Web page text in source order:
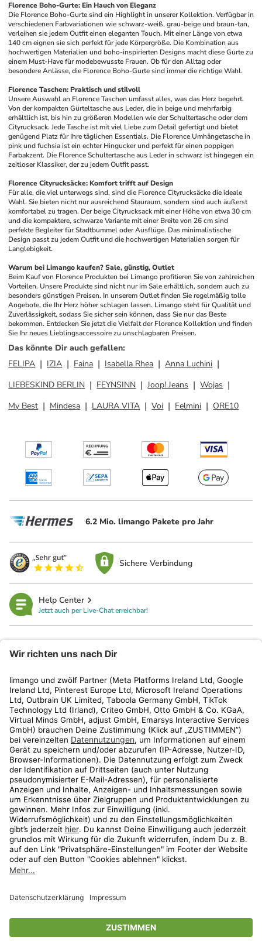
Florence Boho-Gurte: Ein Hauch von Eleganz
Die Florence Boho-Gurte sind ein Highlight in unserer Kollektion. Verfügbar in
verschiedenen Farbvariationen wie schwarz-weiß, grau-beige und braun-tan,
verleihen sie jedem Outfit einen eleganten Touch. Mit einer Länge von etwa
140 cm eignen sie sich perfekt für jede Körpergröße. Die Kombination aus
hochwertigen Materialien und boho-inspirierten Designs macht diese Gurte zu
einem Must-Have für modebewusste Frauen. Ob für den Alltag oder
besondere Anlässe, die Florence Boho-Gurte sind immer die richtige Wahl.
Florence Taschen: Praktisch und stilvoll
Unsere Auswahl an Florence Taschen umfasst alles, was das Herz begehrt.
Von der kompakten Gürteltasche aus Leder, die in beige und mehrfarbig
erhältlich ist, bis hin zu größeren Modellen wie der Schultertasche oder dem
Cityrucksack. Jede Tasche ist mit viel Liebe zum Detail gefertigt und bietet
genügend Platz für Ihre täglichen Essentials. Die Florence Umhängetasche in
pink und fuchsia ist ein echter Hingucker und perfekt für einen poppigen
Farbakzent. Die Florence Schultertasche aus Leder in schwarz ist hingegen ein
zeitloser Klassiker, der zu jedem Outfit passt.
Florence Cityrucksäcke: Komfort trifft auf Design
Für alle, die viel unterwegs sind, sind die Florence Cityrucksäcke die ideale
Wahl. Sie bieten nicht nur ausreichend Stauraum, sondern sind auch äußerst
komfortabel zu tragen. Der beige Cityrucksack mit einer Höhe von etwa 30 cm
und die kompaktere, schwarze Variante mit einer Breite von 26 cm sind
perfekte Begleiter für Stadtbummel oder Ausflüge. Das minimalistische
Design passt zu jedem Outfit und die hochwertigen Materialien sorgen für
Langlebigkeit.
Warum bei Limango kaufen? Sale, günstig, Outlet
Beim Kauf von Florence Produkten bei Limango profitieren Sie von zahlreichen
Vorteilen. Unsere Produkte sind nicht nur im Sale erhältlich, sondern auch zu
besonders günstigen Preisen. In unserem Outlet finden Sie regelmäßig tolle
Angebote, die Ihr Herz höher schlagen lassen. Limango steht für Qualität und
Zuverlässigkeit, sodass Sie sicher sein können, dass Sie nur das Beste
bekommen. Entdecken Sie jetzt die Vielfalt der Florence Kollektion und finden
Sie Ihr neues Lieblingsaccessoire zu unschlagbaren Preisen.
Das könnte Dir auch gefallen:
FELIPA
IZIA Faina Isabella Rhea
Anna Luchini
LIEBESKIND BERLIN
FEYNSINN Joop! Jeans
Wojas
My Best
Mindesa LAURA VITA Voi Felmini ORE10
6.2 Mio. limango Pakete pro Jahr
Sichere Verbindung
Help Center
Jetzt auch per Live-Chat erreichbar!
Kundenservice
Shop
Aktionen
Travel